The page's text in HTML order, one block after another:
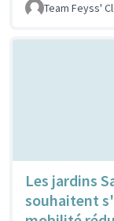
Team Feyss'
Les jardins
souhaitent